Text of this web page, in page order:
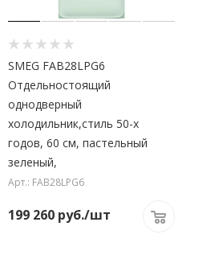
SMEG FAB28LPG6
Отдельностоящий
однодверный
холодильник,стиль 50-х
годов, 60 см, пастельный
зеленый,
Арт.: FAB28LPG6
199 260 руб./шт